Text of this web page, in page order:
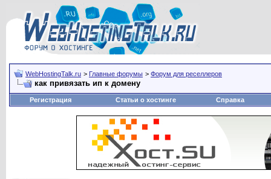
WebHostingTalk.ru > Главные форумы > Форум для реселлеров
как привязать ип к домену
Регистрация Статьи о хостинге Справка